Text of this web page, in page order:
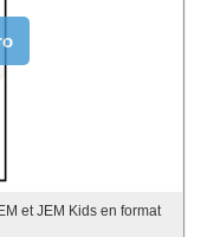
et JEM Kids en format